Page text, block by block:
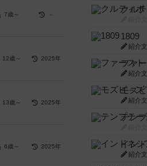
7歳～ －
12歳～ 2025年
13歳～ 2025年
6歳～ 2025年
クル
1809
紹介
紹介
モズ
紹介
テン
イン
紹介